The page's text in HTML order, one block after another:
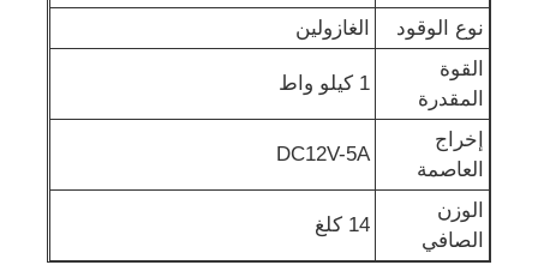
نوع الوقود
الغازولين
القوة
المقدرة
1 كيلو واط
إخراج
العاصمة
DC12V-5A
الوزن
الصافي
14 كلغ